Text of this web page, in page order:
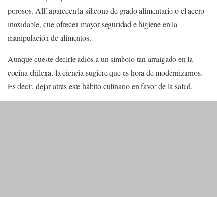
porosos. Allí aparecen la silicona de grado alimentario o el acero
inoxidable, que ofrecen mayor seguridad e higiene en la
manipulación de alimentos.
Aunque cueste decirle adiós a un símbolo tan arraigado en la
cocina chilena, la ciencia sugiere que es hora de modernizarnos.
Es decir, dejar atrás este hábito culinario en favor de la salud.